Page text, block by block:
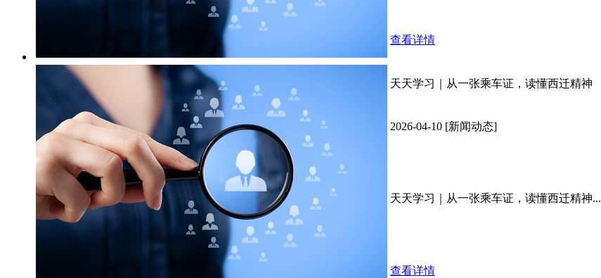
查看详情
天天学习｜从一张乘车证，读懂西迁精神
2026-04-10 [新闻动态]
天天学习｜从一张乘车证，读懂西迁精神...
查看详情